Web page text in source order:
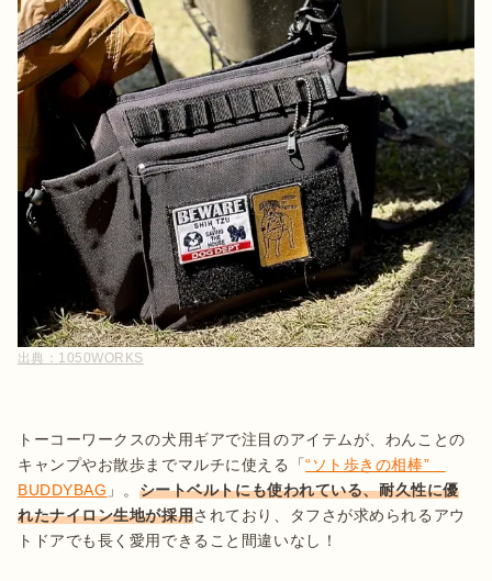
出典： 1050WORKS
トーコーワークスの犬用ギアで注目のアイテムが、わんことの
キャンプやお散歩までマルチに使える「“ソト歩きの相棒”
BUDDYBAG 」。 シートベルトにも使われている、耐久性に優
れたナイロン生地が採用されており、タフさが求められるアウ
トドアでも長く愛用できること間違いなし！